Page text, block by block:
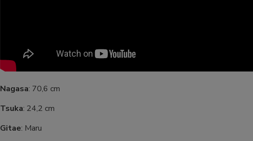
Nagasa: 70,6 cm
Tsuka: 24,2 cm
Gitae: Maru